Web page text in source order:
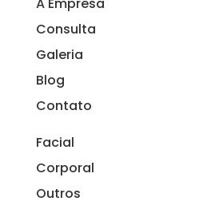
Consulta
Galeria
Blog
Contato
Facial
Corporal
Outros